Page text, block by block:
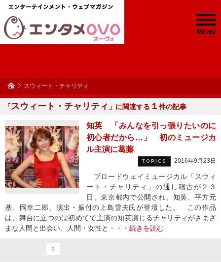
MENU
スウィート・チャリティ
「スウィート・チャリティ 」に関連する １ 件の記事
知英 「みんなを引っ張りたいのに
初心者だから…」 初のミュージカ
ル主演に葛藤
TOPICS 2016年9月23日
ブロードウェイミュージカル「スウィ
ート・チャリティ」の通し稽古が２３
日、東京都内で公開され、知英、平方元
基、岡幸二郎、演出・振付の上島雪夫氏が登壇した。 この作品
は、舞台に立つのは初めてで主演の知英演じるチャリティがさまざ
まな人間と出会い、人間・女性と・・・ 続きを読む
1